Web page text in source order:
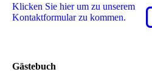
Klicken Sie hier um zu unserem
Kon­takt­for­mu­lar zu kommen.
Gästebuch